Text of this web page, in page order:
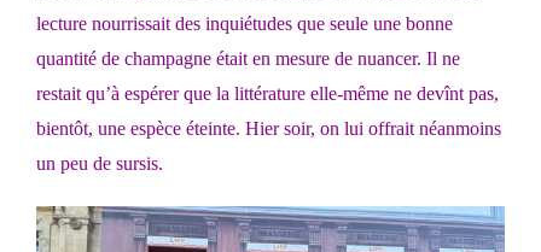
lecture nourrissait des inquiétudes que seule une bonne
quantité de champagne était en mesure de nuancer. Il ne
restait qu’à espérer que la littérature elle-même ne devînt pas,
bientôt, une espèce éteinte. Hier soir, on lui offrait néanmoins
un peu de sursis.